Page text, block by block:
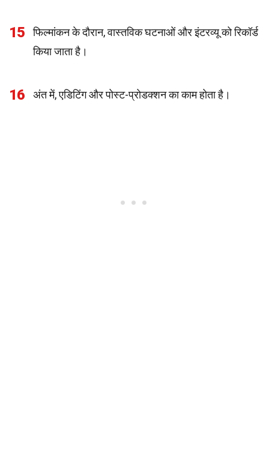
15
फिल्मांकन के दौरान, वास्तविक घटनाओं और इंटरव्यू को रिकॉर्ड
किया जाता है।
16 अंत में, एडिटिंग और पोस्ट-प्रोडक्शन का काम होता है।